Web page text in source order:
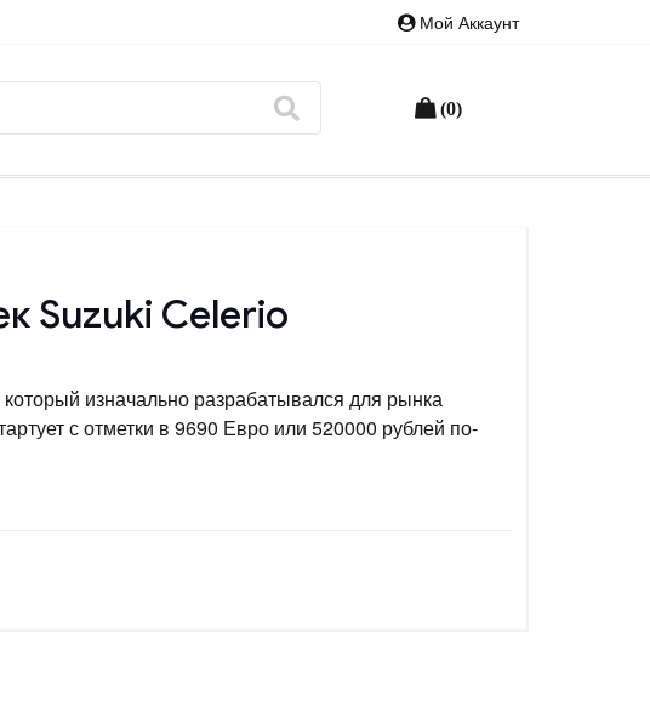
Мой Аккаунт
(0)
Suzuki Celerio
изначально разрабатывался для рынка
с отметки в 9690 Евро или 520000 рублей по-